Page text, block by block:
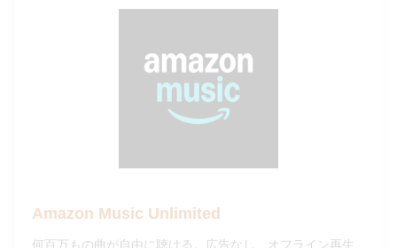
Amazon Music Unlimited
何百万もの曲が自由に聴ける。広告なし、オフライン再生